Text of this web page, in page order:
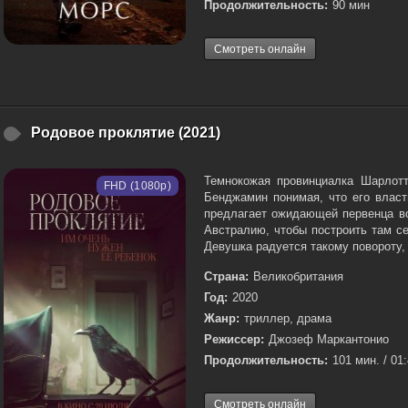
Продолжительность: 90 мин
Смотреть онлайн
Родовое проклятие (2021)
FHD (1080p)
Темнокожая провинциалка
Бенджамин понимая, что его
предлагает ожидающей первенца
Австралию, чтобы построить там
Девушка радуется такому
Страна: Великобритания
Год: 2020
Жанр: триллер, драма
Режиссер: Джозеф Маркантонио
Продолжительность: 101 мин. /
Смотреть онлайн